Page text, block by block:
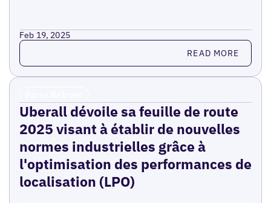
Feb 19, 2025
Read more READ MORE
Uberall dévoile sa feuille de route
2025 visant à établir de nouvelles
normes industrielles grâce à
l'optimisation des performances de
localisation (LPO)